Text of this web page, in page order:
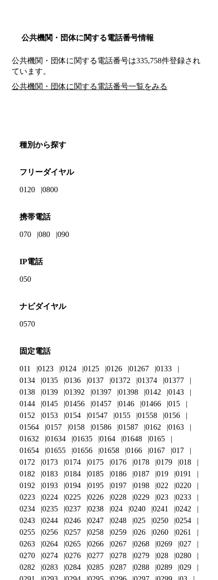
公共機関・団体に関する電話番号情報
公共機関・団体に関する電話番号は335,758件登録され
ています。
公共機関・団体に関する電話番号一覧をみる
種別から探す
フリーダイヤル
0120 0800
携帯電話
070 080 090
IP電話
050
ナビダイヤル
0570
固定電話
011 0123 0124 0125 0126 01267
0133
0134
0135 0136 0137 01372 01374
01377
0138
0139 01392 01397 01398 0142
0143
0144
0145 01456 01457 0146 01466
015
0152
0153 0154 01547 0155 01558
0156
01564
0157 0158 01586 01587 0162
0163
01632
01634 01635 0164 01648
0165
01654
01655 01656 01658 0166 0167
017
0172
0173 0174 0175 0176 0178 0179
018
0182
0183 0184 0185 0186 0187 019
0191
0192
0193 0194 0195 0197 0198 022
0220
0223
0224 0225 0226 0228 0229 023
0233
0234
0235 0237 0238 024 0240 0241
0242
0243
0244 0246 0247 0248 025 0250
0254
0255
0256 0257 0258 0259 026 0260
0261
0263
0264 0265 0266 0267 0268 0269
027
0270
0274 0276 0277 0278 0279 028
0280
0282
0283 0284 0285 0287 0288 0289
029